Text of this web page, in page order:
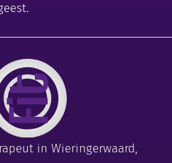
in Wieringerwaard,